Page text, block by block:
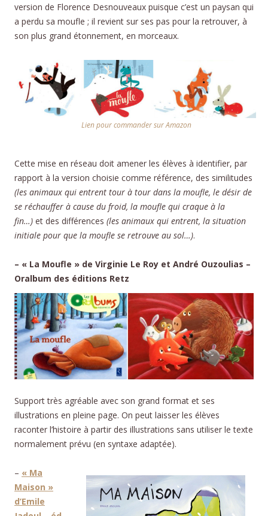
version de Florence Desnouveaux puisque c’est un paysan qui
a perdu sa moufle ; il revient sur ses pas pour la retrouver, à
son plus grand étonnement, en morceaux.
Lien pour commander sur Amazon
Cette mise en réseau doit amener les élèves à identifier, par
rapport à la version choisie comme référence, des similitudes
(les animaux qui entrent tour à tour dans la moufle, le désir de
se réchauffer à cause du froid, la moufle qui craque à la
fin…) et des différences (les animaux qui entrent, la situation
initiale pour que la moufle se retrouve au sol…).
– « La Moufle » de Virginie Le Roy et André Ouzoulias –
Oralbum des éditions Retz
Support très agréable avec son grand format et ses
illustrations en pleine page. On peut laisser les élèves
raconter l’histoire à partir des illustrations sans utiliser le texte
normalement prévu (en syntaxe adaptée).
– « Ma
Maison »
d’Emile